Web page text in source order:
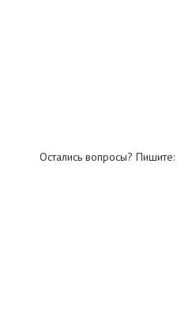
Остались вопросы? Пишите: